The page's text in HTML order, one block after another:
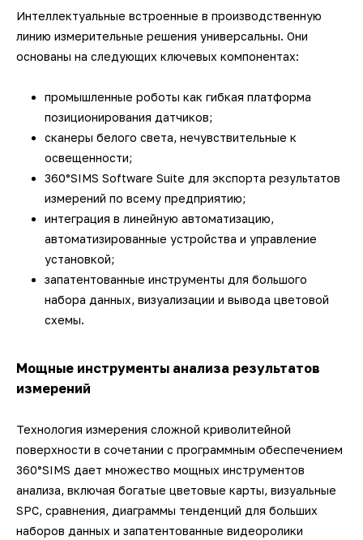
Интеллектуальные встроенные в производственную
линию измерительные решения универсальны. Они
основаны на следующих ключевых компонентах:
промышленные роботы как гибкая платформа
позиционирования датчиков;
сканеры белого света, нечувствительные к
освещенности;
360°SIMS Software Suite для экспорта результатов
измерений по всему предприятию;
интеграция в линейную автоматизацию,
автоматизированные устройства и управление
установкой;
запатентованные инструменты для большого
набора данных, визуализации и вывода цветовой
схемы.
Мощные инструменты анализа результатов
измерений
Технология измерения сложной криволитейной
поверхности в сочетании с программным обеспечением
360°SIMS дает множество мощных инструментов
анализа, включая богатые цветовые карты, визуальные
SPC, сравнения, диаграммы тенденций для больших
наборов данных и запатентованные видеоролики